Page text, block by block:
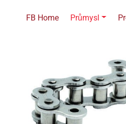
FB Home Průmysl